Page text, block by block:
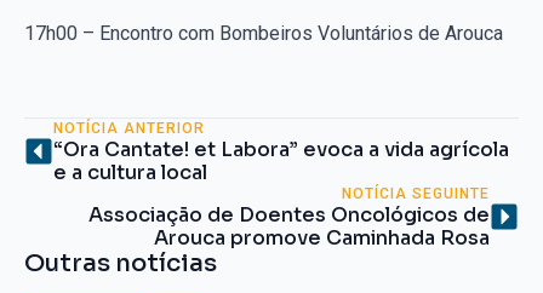
17h00 – Encontro com Bombeiros Voluntários de Arouca
NOTÍCIA ANTERIOR
“Ora Cantate! et Labora” evoca a vida agrícola
e a cultura local
NOTÍCIA SEGUINTE
Associação de Doentes Oncológicos de
Arouca promove Caminhada Rosa
Outras notícias